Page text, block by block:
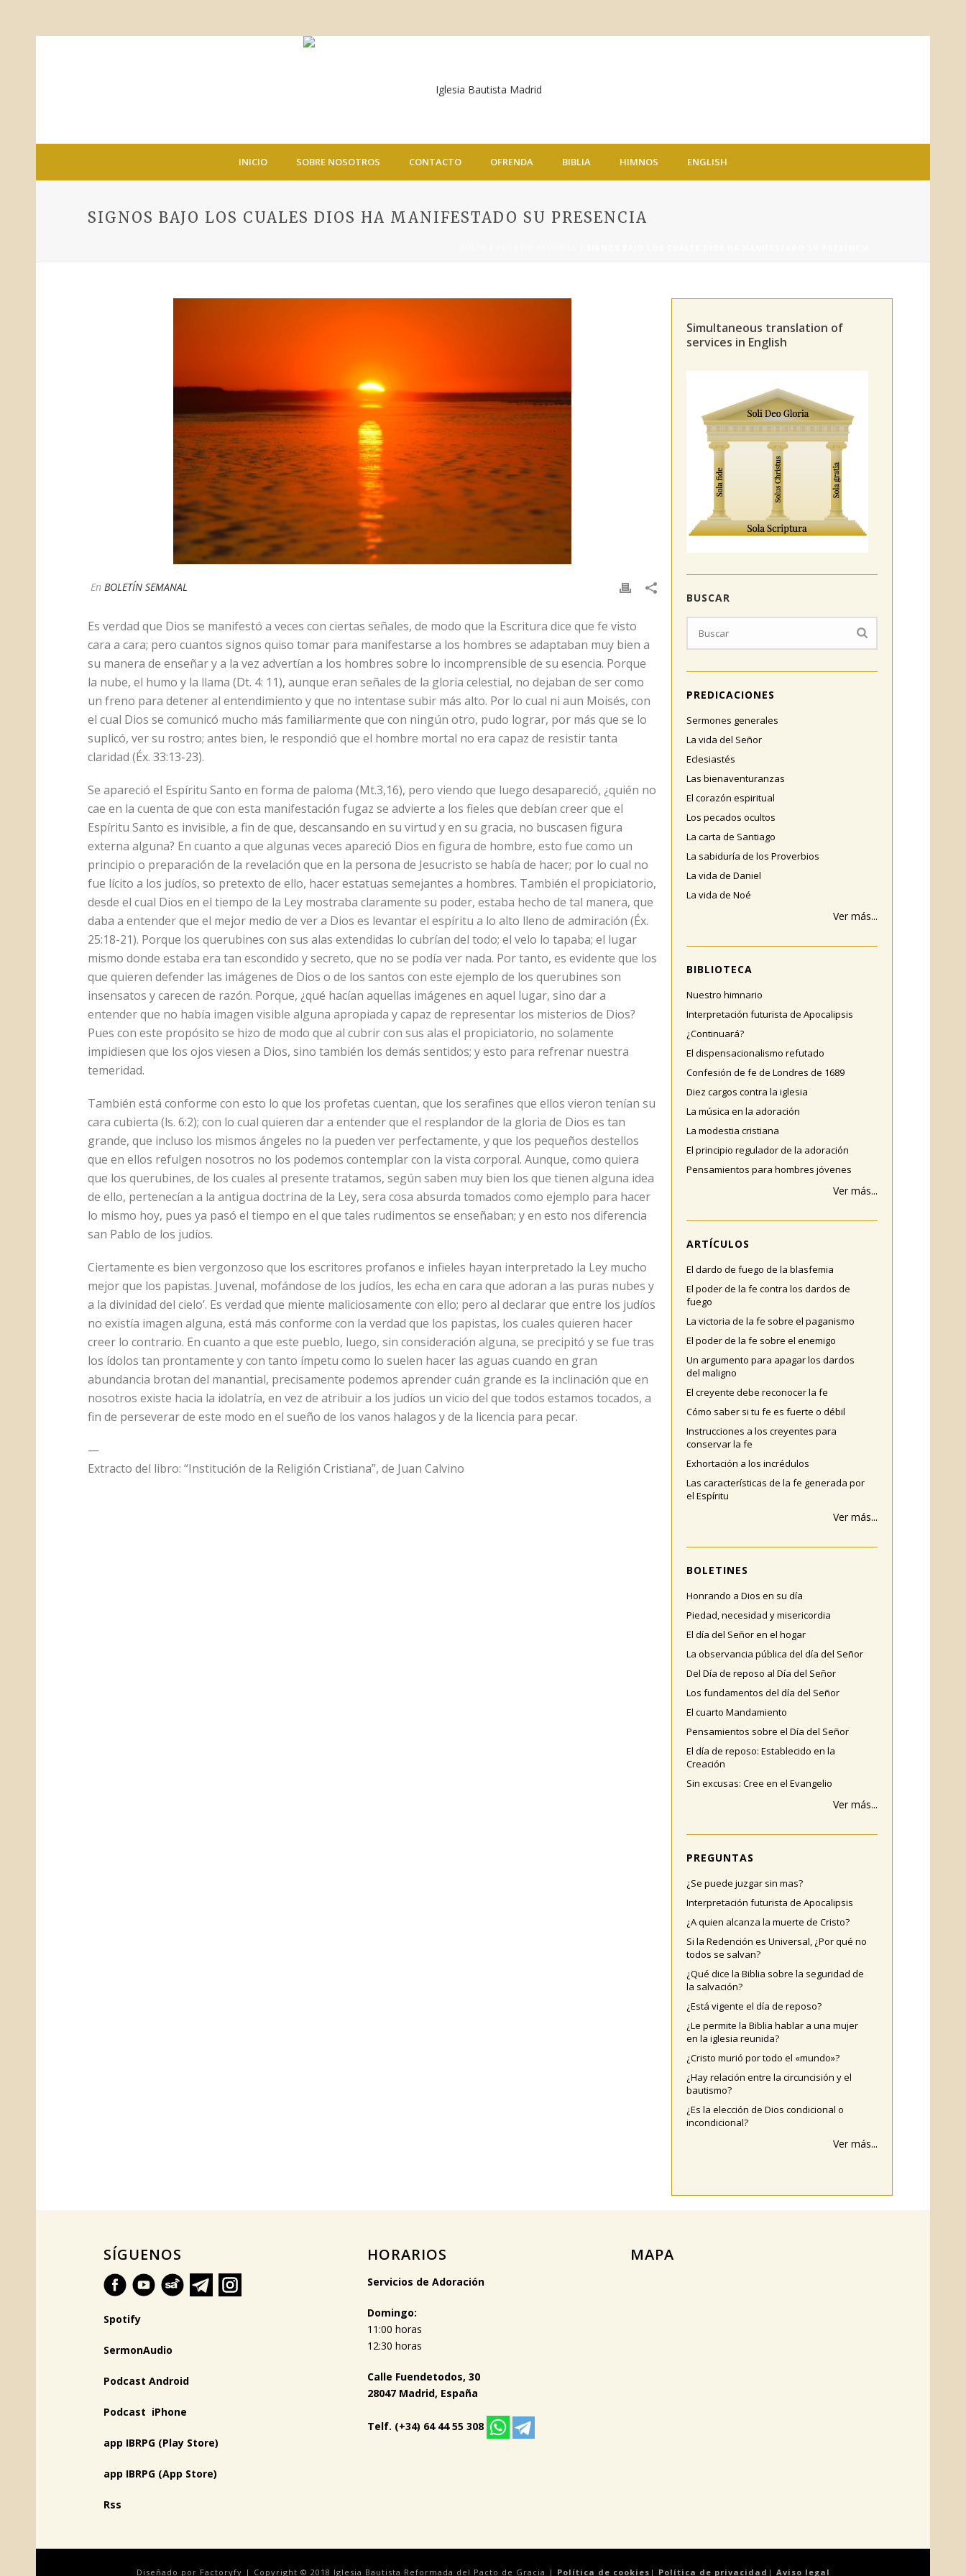
INICIO SOBRE NOSOTROS CONTACTO OFRENDA BIBLIA HIMNOS ENGLISH
SIGNOS BAJO LOS CUALES DIOS HA MANIFESTADO SU PRESENCIA
En BOLETÍN SEMANAL
Es verdad que Dios se manifestó a veces con ciertas señales, de modo que la Escritura dice que fe visto
cara a cara; pero cuantos signos quiso tomar para manifestarse a los hombres se adaptaban muy bien a
su manera de enseñar y a la vez advertían a los hombres sobre lo incomprensible de su esencia. Porque
la nube, el humo y la llama (Dt. 4: 11), aunque eran señales de la gloria celestial, no dejaban de ser como
un freno para detener al entendimiento y que no intentase subir más alto. Por lo cual ni aun Moisés, con
el cual Dios se comunicó mucho más familiarmente que con ningún otro, pudo lograr, por más que se lo
suplicó, ver su rostro; antes bien, le respondió que el hombre mortal no era capaz de resistir tanta
claridad (Éx. 33:13-23).
Se apareció el Espíritu Santo en forma de paloma (Mt.3,16), pero viendo que luego desapareció, ¿quién no
cae en la cuenta de que con esta manifestación fugaz se advierte a los fieles que debían creer que el
Espíritu Santo es invisible, a fin de que, descansando en su virtud y en su gracia, no buscasen figura
externa alguna? En cuanto a que algunas veces apareció Dios en figura de hombre, esto fue como un
principio o preparación de la revelación que en la persona de Jesucristo se había de hacer; por lo cual no
fue lícito a los judíos, so pretexto de ello, hacer estatuas semejantes a hombres. También el propiciatorio,
desde el cual Dios en el tiempo de la Ley mostraba claramente su poder, estaba hecho de tal manera, que
daba a entender que el mejor medio de ver a Dios es levantar el espíritu a lo alto lleno de admiración (Éx.
25:18-21). Porque los querubines con sus alas extendidas lo cubrían del todo; el velo lo tapaba; el lugar
mismo donde estaba era tan escondido y secreto, que no se podía ver nada. Por tanto, es evidente que los
que quieren defender las imágenes de Dios o de los santos con este ejemplo de los querubines son
insensatos y carecen de razón. Porque, ¿qué hacían aquellas imágenes en aquel lugar, sino dar a
entender que no había imagen visible alguna apropiada y capaz de representar los misterios de Dios?
Pues con este propósito se hizo de modo que al cubrir con sus alas el propiciatorio, no solamente
impidiesen que los ojos viesen a Dios, sino también los demás sentidos; y esto para refrenar nuestra
temeridad.
También está conforme con esto lo que los profetas cuentan, que los serafines que ellos vieron tenían su
cara cubierta (ls. 6:2); con lo cual quieren dar a entender que el resplandor de la gloria de Dios es tan
grande, que incluso los mismos ángeles no la pueden ver perfectamente, y que los pequeños destellos
que en ellos refulgen nosotros no los podemos contemplar con la vista corporal. Aunque, como quiera
que los querubines, de los cuales al presente tratamos, según saben muy bien los que tienen alguna idea
de ello, pertenecían a la antigua doctrina de la Ley, sera cosa absurda tomados como ejemplo para hacer
lo mismo hoy, pues ya pasó el tiempo en el que tales rudimentos se enseñaban; y en esto nos diferencia
san Pablo de los judíos.
Ciertamente es bien vergonzoso que los escritores profanos e infieles hayan interpretado la Ley mucho
mejor que los papistas. Juvenal, mofándose de los judíos, les echa en cara que adoran a las puras nubes y
a la divinidad del cielo’. Es verdad que miente maliciosamente con ello; pero al declarar que entre los judíos
no existía imagen alguna, está más conforme con la verdad que los papistas, los cuales quieren hacer
creer lo contrario. En cuanto a que este pueblo, luego, sin consideración alguna, se precipitó y se fue tras
los ídolos tan prontamente y con tanto ímpetu como lo suelen hacer las aguas cuando en gran
abundancia brotan del manantial, precisamente podemos aprender cuán grande es la inclinación que en
nosotros existe hacia la idolatría, en vez de atribuir a los judíos un vicio del que todos estamos tocados, a
fin de perseverar de este modo en el sueño de los vanos halagos y de la licencia para pecar.
—
Extracto del libro: “Institución de la Religión Cristiana”, de Juan Calvino
Simultaneous translation of
services in English
BUSCAR
PREDICACIONES
Sermones generales
La vida del Señor
Eclesiastés
Las bienaventuranzas
El corazón espiritual
Los pecados ocultos
La carta de Santiago
La sabiduría de los Proverbios
La vida de Daniel
La vida de Noé
Ver más...
BIBLIOTECA
Nuestro himnario
Interpretación futurista de Apocalipsis
¿Continuará?
El dispensacionalismo refutado
Confesión de fe de Londres de 1689
Diez cargos contra la iglesia
La música en la adoración
La modestia cristiana
El principio regulador de la adoración
Pensamientos para hombres jóvenes
Ver más...
ARTÍCULOS
El dardo de fuego de la blasfemia
El poder de la fe contra los dardos de
fuego
La victoria de la fe sobre el paganismo
El poder de la fe sobre el enemigo
Un argumento para apagar los dardos
del maligno
El creyente debe reconocer la fe
Cómo saber si tu fe es fuerte o débil
Instrucciones a los creyentes para
conservar la fe
Exhortación a los incrédulos
Las características de la fe generada por
el Espíritu
Ver más...
BOLETINES
Honrando a Dios en su día
Piedad, necesidad y misericordia
El día del Señor en el hogar
La observancia pública del día del Señor
Del Día de reposo al Día del Señor
Los fundamentos del día del Señor
El cuarto Mandamiento
Pensamientos sobre el Día del Señor
El día de reposo: Establecido en la
Creación
Sin excusas: Cree en el Evangelio
Ver más...
PREGUNTAS
¿Se puede juzgar sin mas?
Interpretación futurista de Apocalipsis
¿A quien alcanza la muerte de Cristo?
Si la Redención es Universal, ¿Por qué no
todos se salvan?
¿Qué dice la Biblia sobre la seguridad de
la salvación?
¿Está vigente el día de reposo?
¿Le permite la Biblia hablar a una mujer
en la iglesia reunida?
¿Cristo murió por todo el «mundo»?
¿Hay relación entre la circuncisión y el
bautismo?
¿Es la elección de Dios condicional o
incondicional?
Ver más...
SÍGUENOS
Spotify
SermonAudio
Podcast Android
Podcast iPhone
app IBRPG (Play Store)
app IBRPG (App Store)
Rss
HORARIOS
Servicios de Adoración
Domingo:
11:00 horas
12:30 horas
Calle Fuendetodos, 30
28047 Madrid, España
Telf. (+34) 64 44 55 308
MAPA
Diseñado por Factoryfy | Copyright © 2018 Iglesia Bautista Reformada del Pacto de Gracia | Política de cookies | Política de privacidad | Aviso legal